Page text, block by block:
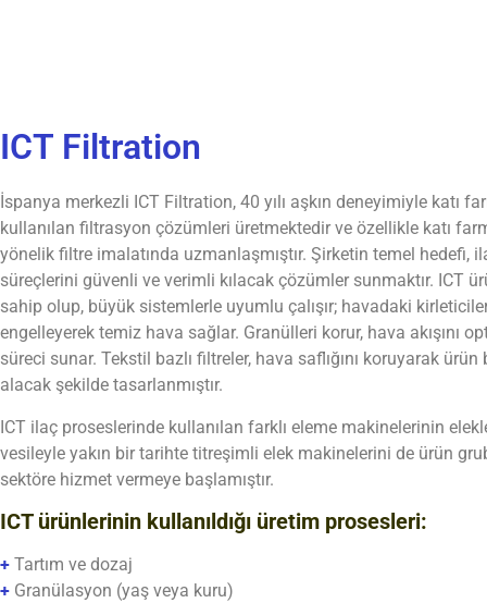
ICT Filtration
İspanya merkezli ICT Filtration, 40 yılı aşkın deneyimiyle katı
kullanılan filtrasyon çözümleri üretmektedir ve özellikle katı
yönelik filtre imalatında uzmanlaşmıştır. Şirketin temel hedefi,
süreçlerini güvenli ve verimli kılacak çözümler sunmaktır. ICT
sahip olup, büyük sistemlerle uyumlu çalışır; havadaki
engelleyerek temiz hava sağlar. Granülleri korur, hava akışını
süreci sunar. Tekstil bazlı filtreler, hava saflığını koruyarak
alacak şekilde tasarlanmıştır.
ICT ilaç proseslerinde kullanılan farklı eleme makinelerinin
vesileyle yakın bir tarihte titreşimli elek makinelerini de ürün
sektöre hizmet vermeye başlamıştır.
ICT ürünlerinin kullanıldığı üretim prosesleri:
+ Tartım ve dozaj
+ Granülasyon (yaş veya kuru)